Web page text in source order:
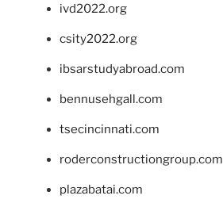
ivd2022.org
csity2022.org
ibsarstudyabroad.com
bennusehgall.com
tsecincinnati.com
roderconstructiongroup.com
plazabatai.com